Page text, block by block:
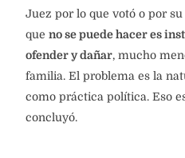
Juez por lo que votó o por
que no se puede hacer es
ofender y dañar, mucho
familia. El problema es la
como práctica política. Eso
concluyó.